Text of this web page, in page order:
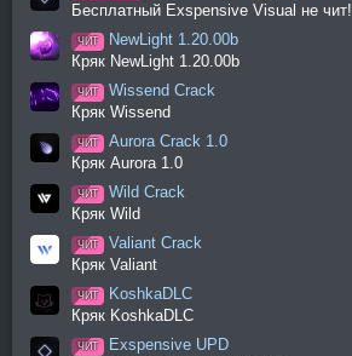
Бесплатный Exspensive Visual не чит!
ЧИТ
NewLight 1.20.00b
Кряк NewLight 1.20.00b
ЧИТ
Wissend Crack
Кряк Wissend
ЧИТ
Aurora Crack 1.0
Кряк Aurora 1.0
ЧИТ
Wild Crack
Кряк Wild
ЧИТ
Valiant Crack
Кряк Valiant
ЧИТ
KoshkaDLC
Кряк KoshkaDLC
ЧИТ
Exspensive UPD